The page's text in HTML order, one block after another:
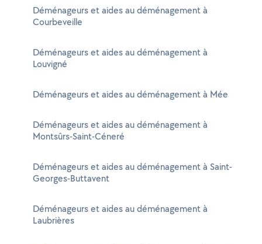
Déménageurs et aides au déménagement à
Courbeveille
Déménageurs et aides au déménagement à
Louvigné
Déménageurs et aides au déménagement à Mée
Déménageurs et aides au déménagement à
Montsûrs-Saint-Céneré
Déménageurs et aides au déménagement à Saint-
Georges-Buttavent
Déménageurs et aides au déménagement à
Laubrières